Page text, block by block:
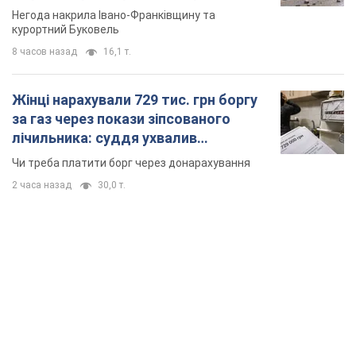
Відео
Негода накрила Івано-Франківщину та
курортний Буковель
8 часов назад 16,1 т.
Жінці нарахували 729 тис. грн боргу
за газ через покази зіпсованого
лічильника: суддя ухвалив
неочікуване рішення
Чи треба платити борг через донарахування
2 часа назад 30,0 т.